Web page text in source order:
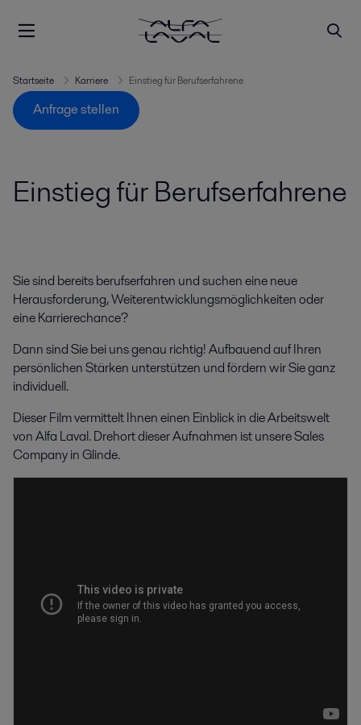
Startseite Karriere Einstieg für Berufserfahrene
Anfrage stellen
Einstieg für Berufserfahrene
Sie sind bereits berufserfahren und suchen eine neue
Herausforderung, Weiterentwicklungsmöglichkeiten oder
eine Karrierechance?
Dann sind Sie bei uns genau richtig! Aufbauend auf Ihren
persönlichen Stärken unterstützen und fördern wir Sie ganz
individuell.
Dieser Film vermittelt Ihnen einen Einblick in die Arbeitswelt
von Alfa Laval. Drehort dieser Aufnahmen ist unsere Sales
Company in Glinde.